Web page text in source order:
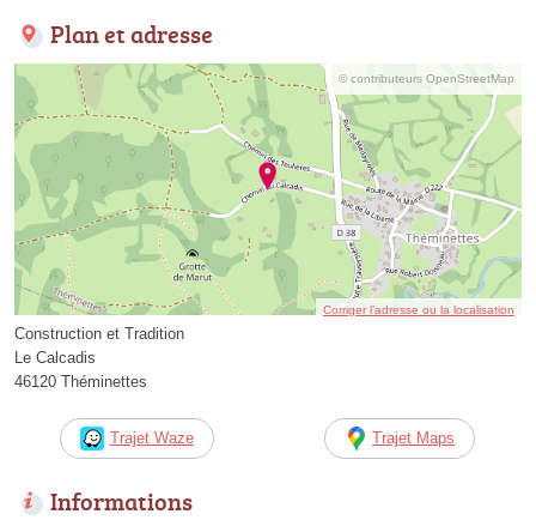
Plan et adresse
© contributeurs OpenStreetMap
Corriger l’adresse ou la localisation
Construction et Tradition
Le Calcadis
46120 Théminettes
Trajet Waze Trajet Maps
Informations